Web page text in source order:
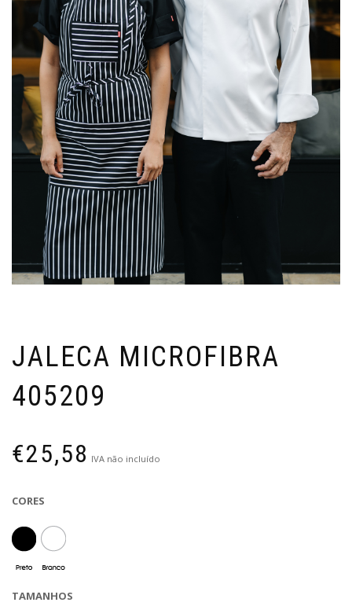
JALECA MICROFIBRA
405209
€25,58 IVA não incluído
CORES
TAMANHOS